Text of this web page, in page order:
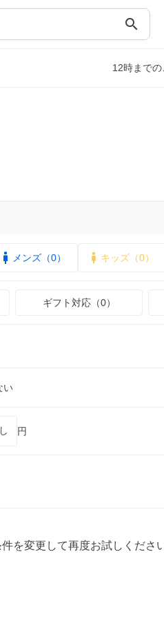
search
12時まで
メンズ（0） キッズ（0）
ギフト対応（0）
い
円
を変更して再度お試しください